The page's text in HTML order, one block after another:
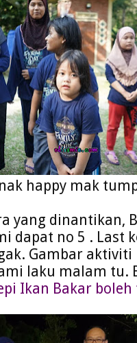
happy mak
yang dinantikan,
dapat no 5 . Last
Gambar aktiviti
laku malam tu.
Ikan Bakar